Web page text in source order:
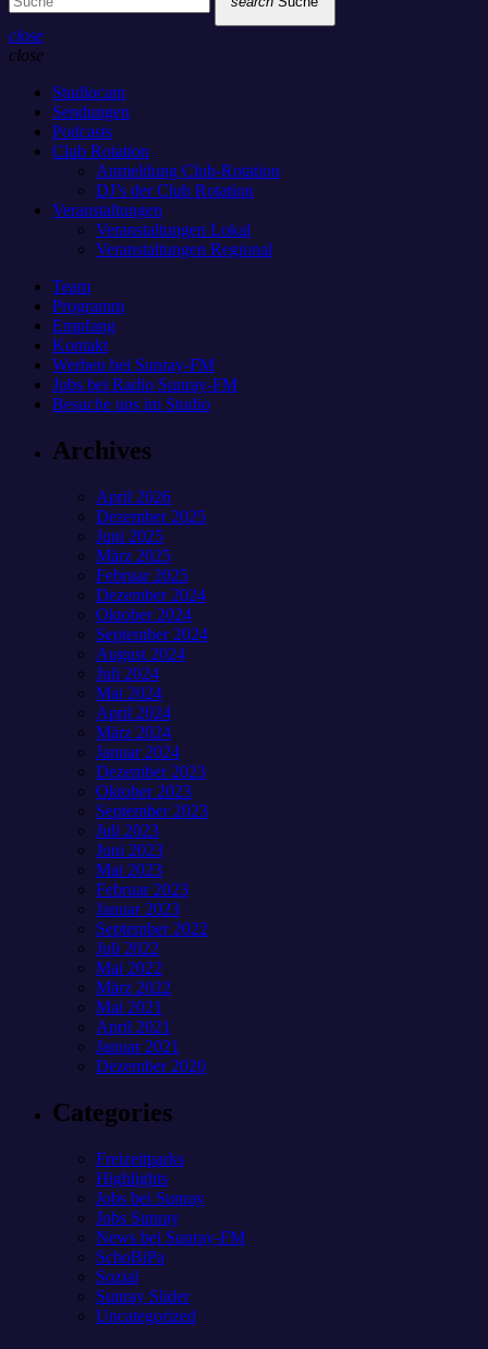
close
close
Studiocam
Sendungen
Podcasts
Club Rotation
Anmeldung Club-Rotation
DJ’s der Club Rotation
Veranstaltungen
Veranstaltungen Lokal
Veranstaltungen Regional
Team
Programm
Empfang
Kontakt
Werben bei Sunray-FM
Jobs bei Radio Sunray-FM
Besuche uns im Studio
Archives
April 2026
Dezember 2025
Juni 2025
März 2025
Februar 2025
Dezember 2024
Oktober 2024
September 2024
August 2024
Juli 2024
Mai 2024
April 2024
März 2024
Januar 2024
Dezember 2023
Oktober 2023
September 2023
Juli 2023
Juni 2023
Mai 2023
Februar 2023
Januar 2023
September 2022
Juli 2022
Mai 2022
März 2022
Mai 2021
April 2021
Januar 2021
Dezember 2020
Categories
Freizeitparks
Highlights
Jobs bei Sunray
Jobs Sunray
News bei Sunray-FM
SchoBiPa
Sozial
Sunray Slider
Uncategorized